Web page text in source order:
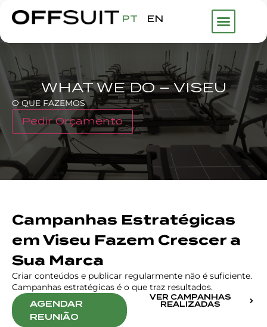
PT EN
WHAT WE DO – VISEU
O QUE FAZEMOS
Pedir Orçamento
Campanhas Estratégicas
em Viseu Fazem Crescer a
Sua Marca
Criar conteúdos e publicar regularmente não é suficiente.
Campanhas estratégicas é o que traz resultados.
AGENDAR
REUNIÃO
VER CAMPANHAS
REALIZADAS